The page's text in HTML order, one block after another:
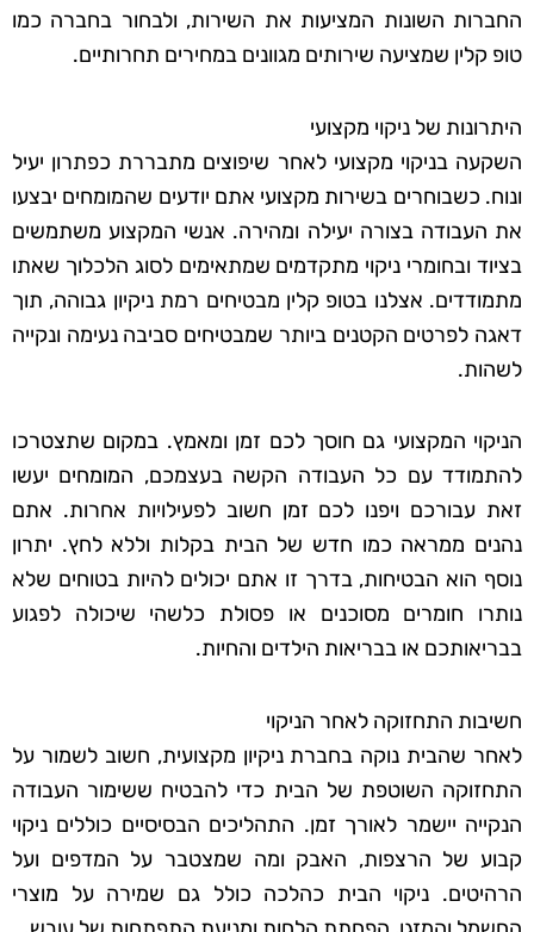
החברות השונות המציעות את השירות, ולבחור בחברה כמו
טופ קלין שמציעה שירותים מגוונים במחירים תחרותיים.
היתרונות של ניקוי מקצועי
השקעה בניקוי מקצועי לאחר שיפוצים מתבררת כפתרון יעיל
ונוח. כשבוחרים בשירות מקצועי אתם יודעים שהמומחים יבצעו
את העבודה בצורה יעילה ומהירה. אנשי המקצוע משתמשים
בציוד ובחומרי ניקוי מתקדמים שמתאימים לסוג הלכלוך שאתו
מתמודדים. אצלנו בטופ קלין מבטיחים רמת ניקיון גבוהה, תוך
דאגה לפרטים הקטנים ביותר שמבטיחים סביבה נעימה ונקייה
לשהות.
הניקוי המקצועי גם חוסך לכם זמן ומאמץ. במקום שתצטרכו
להתמודד עם כל העבודה הקשה בעצמכם, המומחים יעשו
זאת עבורכם ויפנו לכם זמן חשוב לפעילויות אחרות. אתם
נהנים ממראה כמו חדש של הבית בקלות וללא לחץ. יתרון
נוסף הוא הבטיחות, בדרך זו אתם יכולים להיות בטוחים שלא
נותרו חומרים מסוכנים או פסולת כלשהי שיכולה לפגוע
בבריאותכם או בבריאות הילדים והחיות.
חשיבות התחזוקה לאחר הניקוי
לאחר שהבית נוקה בחברת ניקיון מקצועית, חשוב לשמור על
התחזוקה השוטפת של הבית כדי להבטיח ששימור העבודה
הנקייה יישמר לאורך זמן. התהליכים הבסיסיים כוללים ניקוי
קבוע של הרצפות, האבק ומה שמצטבר על המדפים ועל
הרהיטים. ניקוי הבית כהלכה כולל גם שמירה על מוצרי